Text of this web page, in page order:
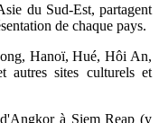
du Sud-Est, partagent
de chaque pays.
Hanoï, Hué, Hôi An,
autres sites culturels et
à Siem Reap (y